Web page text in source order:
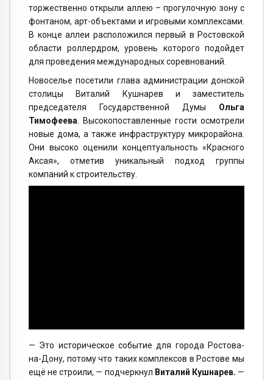
торжественно открыли аллею – прогулочную зону с
фонтаном, арт-объектами и игровыми комплексами.
В конце аллеи расположился первый в Ростовской
области роллердром, уровень которого подойдет
для проведения международных соревнований.
Новоселье посетили глава администрации донской
столицы Виталий Кушнарев и заместитель
председателя Государственной Думы Ольга
Тимофеева . Высокопоставленные гости осмотрели
новые дома, а также инфраструктуру микрорайона.
Они высоко оценили концептуальность «Красного
Аксая», отметив уникальный подход группы
компаний к строительству.
— Это историческое событие для города Ростова-
на-Дону, потому что таких комплексов в Ростове мы
ещё не строили, — подчеркнул Виталий Кушнарев. —